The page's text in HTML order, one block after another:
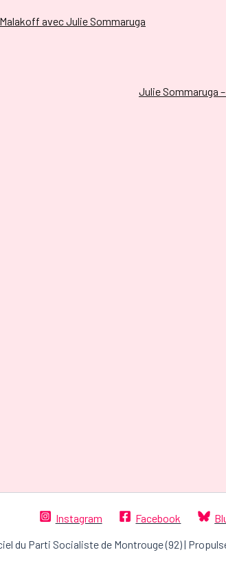
avec Julie Sommaruga
Julie Sommaruga
Instagram Facebook
du Parti Socialiste de Montrouge (92) |